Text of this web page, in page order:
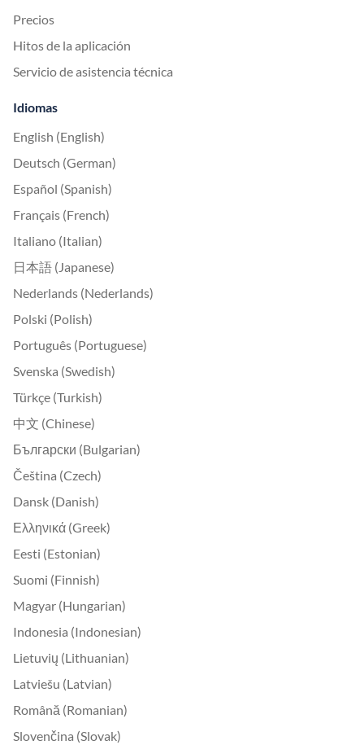
Precios
Hitos de la aplicación
Servicio de asistencia técnica
Idiomas
English (English)
Deutsch (German)
Español (Spanish)
Français (French)
Italiano (Italian)
日本語 (Japanese)
Nederlands (Nederlands)
Polski (Polish)
Português (Portuguese)
Svenska (Swedish)
Türkçe (Turkish)
中文 (Chinese)
Български (Bulgarian)
Čeština (Czech)
Dansk (Danish)
Ελληνικά (Greek)
Eesti (Estonian)
Suomi (Finnish)
Magyar (Hungarian)
Indonesia (Indonesian)
Lietuvių (Lithuanian)
Latviešu (Latvian)
Română (Romanian)
Slovenčina (Slovak)